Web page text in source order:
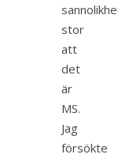
stor
att
det
är
MS.
Jag
försökte